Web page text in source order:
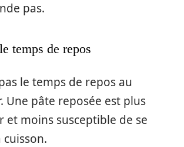
pas.
temps de repos
le temps de repos au
Une pâte reposée est plus
et moins susceptible de se